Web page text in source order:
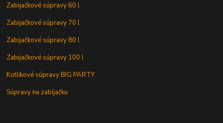
Zabijačkové súpravy 60 l
Zabijačkové súpravy 70 l
Zabijačkové súpravy 80 l
Zabijačkové súpravy 100 l
Kotlíkové súpravy BIG PARTY
Súpravy na zabíjačku